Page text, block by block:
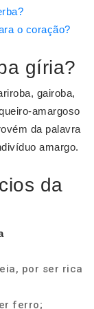
o coração?
gíria?
gairoba,
amargoso
da palavra
amargo.
da
por ser rica
ferro;